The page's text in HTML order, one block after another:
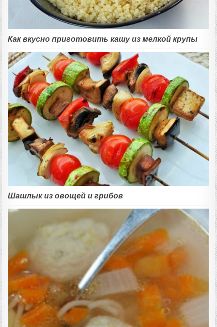
Как вкусно приготовить кашу из мелкой крупы
Шашлык из овощей и грибов